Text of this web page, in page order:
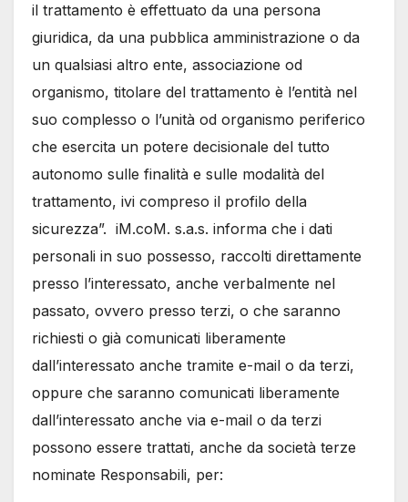
il trattamento è effettuato da una persona
giuridica, da una pubblica amministrazione o da
un qualsiasi altro ente, associazione od
organismo, titolare del trattamento è l’entità nel
suo complesso o l’unità od organismo periferico
che esercita un potere decisionale del tutto
autonomo sulle finalità e sulle modalità del
trattamento, ivi compreso il profilo della
sicurezza”. iM.coM. s.a.s. informa che i dati
personali in suo possesso, raccolti direttamente
presso l’interessato, anche verbalmente nel
passato, ovvero presso terzi, o che saranno
richiesti o già comunicati liberamente
dall’interessato anche tramite e-mail o da terzi,
oppure che saranno comunicati liberamente
dall’interessato anche via e-mail o da terzi
possono essere trattati, anche da società terze
nominate Responsabili, per: